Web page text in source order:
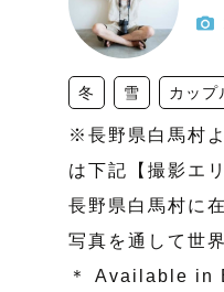
冬 雪 カップ
※長野県白馬村
は下記【撮影エ
長野県白馬村に
写真を通して世
＊ Available in